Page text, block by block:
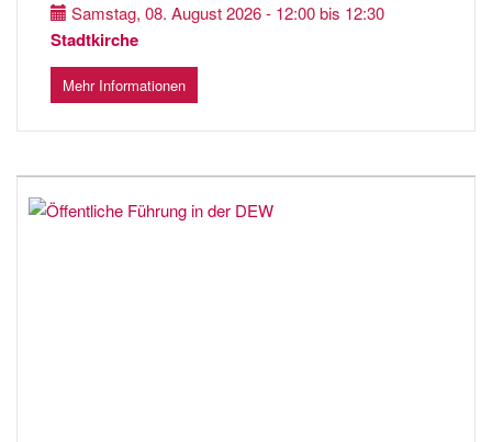
Samstag, 08. August 2026 - 12:00 bis 12:30
Stadtkirche
Mehr Informationen